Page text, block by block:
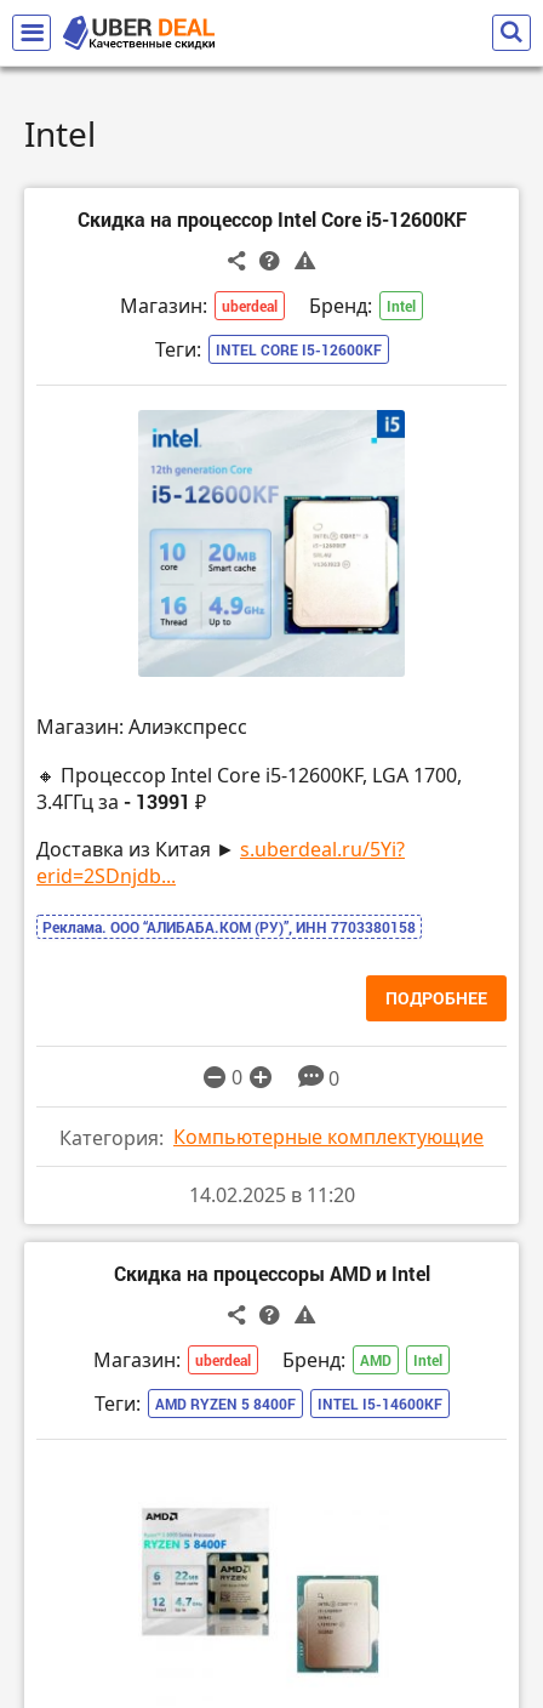
Intel
Скидка на процессор Intel Core i5-12600KF
Магазин: uberdeal Бренд: Intel
Теги: INTEL CORE I5-12600KF
Магазин: Алиэкспресс
🔸 Процессор Intel Core i5-12600KF, LGA 1700,
3.4ГГц за - 13991 ₽
Доставка из Китая ► s.uberdeal.ru/5Yi?
erid=2SDnjdb...
Реклама. ООО “АЛИБАБА.КОМ (РУ)”, ИНН 7703380158
ПОДРОБНЕЕ
0 0
Категория: Компьютерные комплектующие
14.02.2025 в 11:20
Скидка на процессоры AMD и Intel
Магазин: uberdeal Бренд: AMD Intel
Теги: AMD RYZEN 5 8400F INTEL I5-14600KF